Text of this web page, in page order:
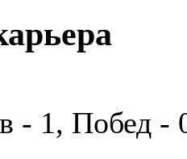
- 1, Побед